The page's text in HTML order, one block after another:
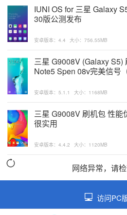
IUNI OS for 三星 Galaxy
30版公测发布
安卓版本：4.4 大小：756.55MB
三星 G9008V (Galaxy S5)
Note5 Spen 08v完美信号
安卓版本：5.1.1 大小：1168MB
三星 G9008V 刷机包 性能
很实用
安卓版本：4.4.2 大小：1120MB
网络异常，请检
访问PC